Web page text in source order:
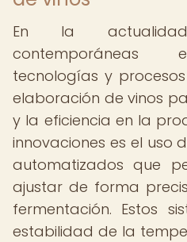
En la
contemporáneas
tecnologías y
elaboración de vinos
y la eficiencia en la
innovaciones es el uso
automatizados que
ajustar de forma
fermentación. Estos
estabilidad de la